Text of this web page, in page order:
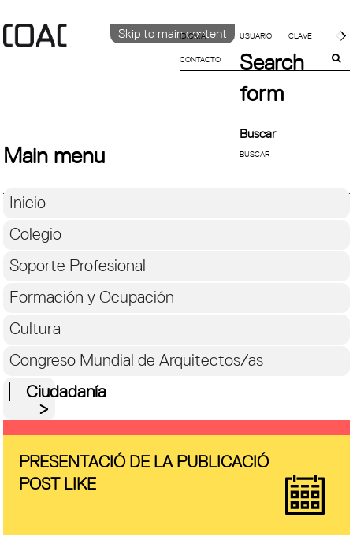
Skip to main content
IDIOMA
CATALÀ
CONTACTO
Search
form
Buscar
Main menu
Inicio
Colegio
Soporte Profesional
Formación y Ocupación
Cultura
Congreso Mundial de Arquitectos/as
Ciudadanía
PRESENTACIÓ DE LA PUBLICACIÓ
POST LIKE